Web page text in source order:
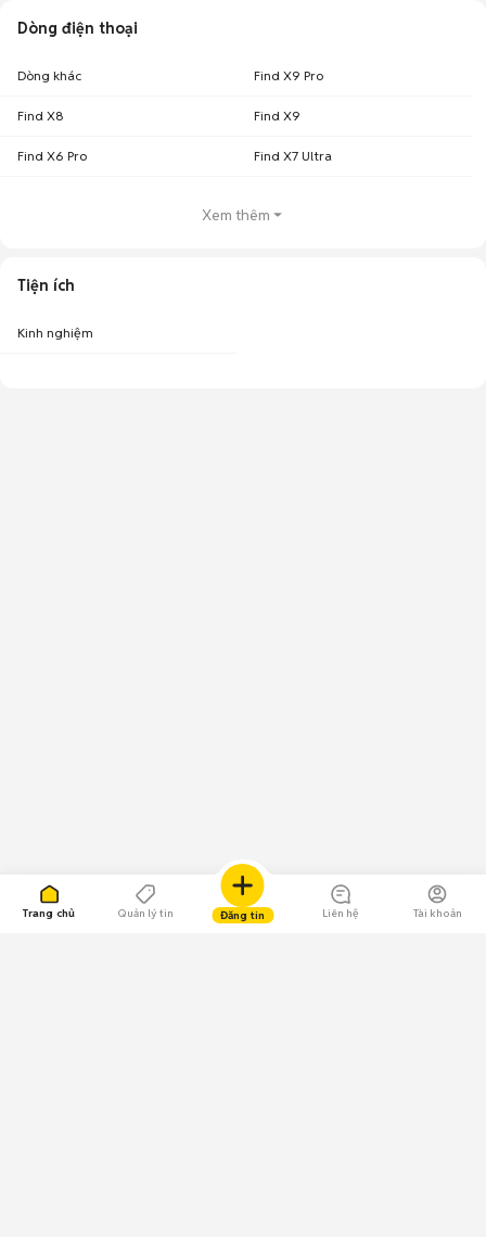
Trang chủ Quản lý tin Đăng tin Liên hệ Tài khoản
Dòng điện thoại
Dòng khác Find X9 Pro
Find X8 Find X9
Find X6 Pro Find X7 Ultra
Xem thêm
Tiện ích
Kinh nghiệm